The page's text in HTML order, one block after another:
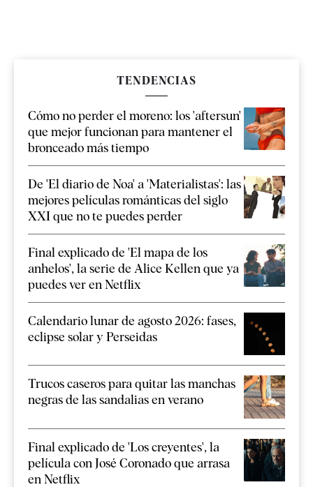
TENDENCIAS
Cómo no perder el moreno: los 'aftersun'
que mejor funcionan para mantener el
bronceado más tiempo
De 'El diario de Noa' a 'Materialistas': las
mejores películas románticas del siglo
XXI que no te puedes perder
Final explicado de 'El mapa de los
anhelos', la serie de Alice Kellen que ya
puedes ver en Netflix
Calendario lunar de agosto 2026: fases,
eclipse solar y Perseidas
Trucos caseros para quitar las manchas
negras de las sandalias en verano
Final explicado de 'Los creyentes', la
película con José Coronado que arrasa
en Netflix